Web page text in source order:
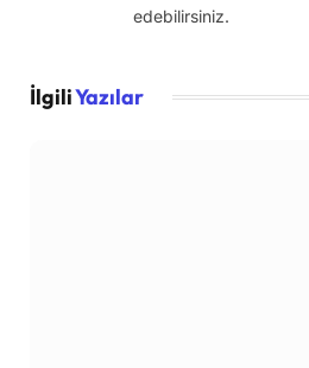
edebilirsiniz.
İlgiliYazılar